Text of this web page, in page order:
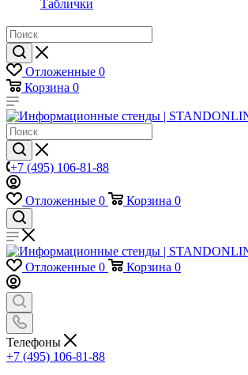
Таблички
Отложенные 0
Корзина 0
+7 (495) 106-81-88
Отложенные 0 Корзина 0
Отложенные 0 Корзина 0
Телефоны
+7 (495) 106-81-88